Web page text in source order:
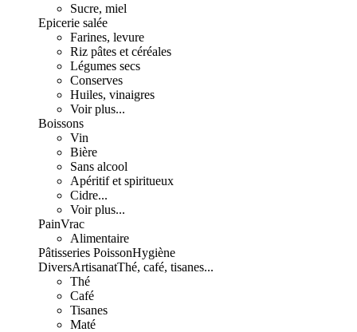
Sucre, miel
Epicerie salée
Farines, levure
Riz pâtes et céréales
Légumes secs
Conserves
Huiles, vinaigres
Voir plus...
Boissons
Vin
Bière
Sans alcool
Apéritif et spiritueux
Cidre...
Voir plus...
PainVrac
Alimentaire
Pâtisseries PoissonHygiène
DiversArtisanatThé, café, tisanes...
Thé
Café
Tisanes
Maté